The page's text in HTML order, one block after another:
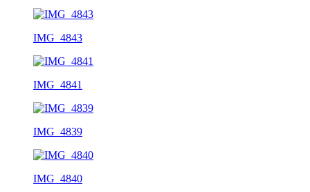
IMG_4843
IMG_4841
IMG_4839
IMG_4840